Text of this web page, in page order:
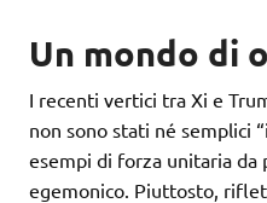
Un mondo di
I recenti vertici tra Xi e
non sono stati né semplici
esempi di forza unitaria da
egemonico. Piuttosto,